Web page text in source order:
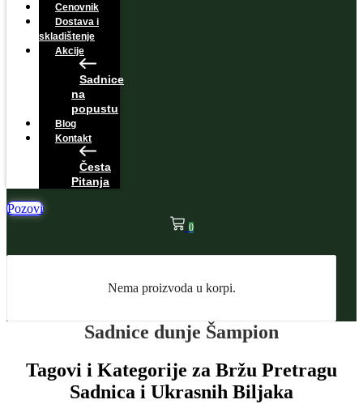
Cenovnik
Dostava i
skladištenje
Akcije
Sadnice
na
popustu
Blog
Kontakt
Česta
Pitanja
Pozovi
0
Nema proizvoda u korpi.
Sadnice dunje Šampion
Tagovi i Kategorije za Bržu Pretragu
Sadnica i Ukrasnih Biljaka